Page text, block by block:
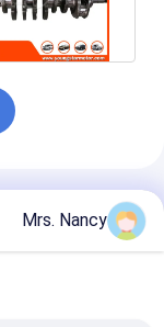
المنتجات الموصى
Mrs. Nancy